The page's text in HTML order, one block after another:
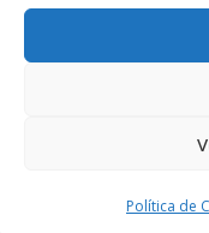
Política de
Tlm: 919 782 600
Screenr